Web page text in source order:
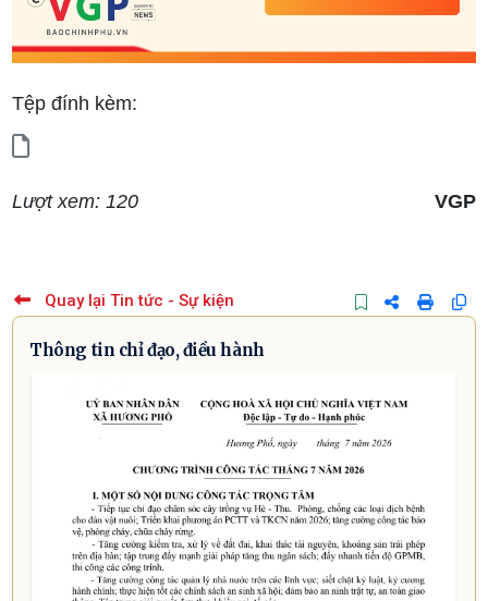
Tệp đính kèm:
Lượt xem: 120 VGP
Quay lại Tin tức - Sự kiện
Thông tin chỉ đạo, điều hành